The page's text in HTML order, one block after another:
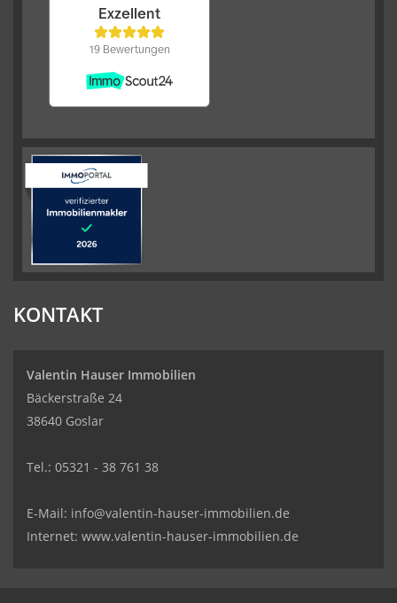
KONTAKT
Valentin Hauser Immobilien
Bäckerstraße 24
38640 Goslar
Tel.: 05321 - 38 761 38
E-Mail: info@valentin-hauser-immobilien.de
Internet: www.valentin-hauser-immobilien.de